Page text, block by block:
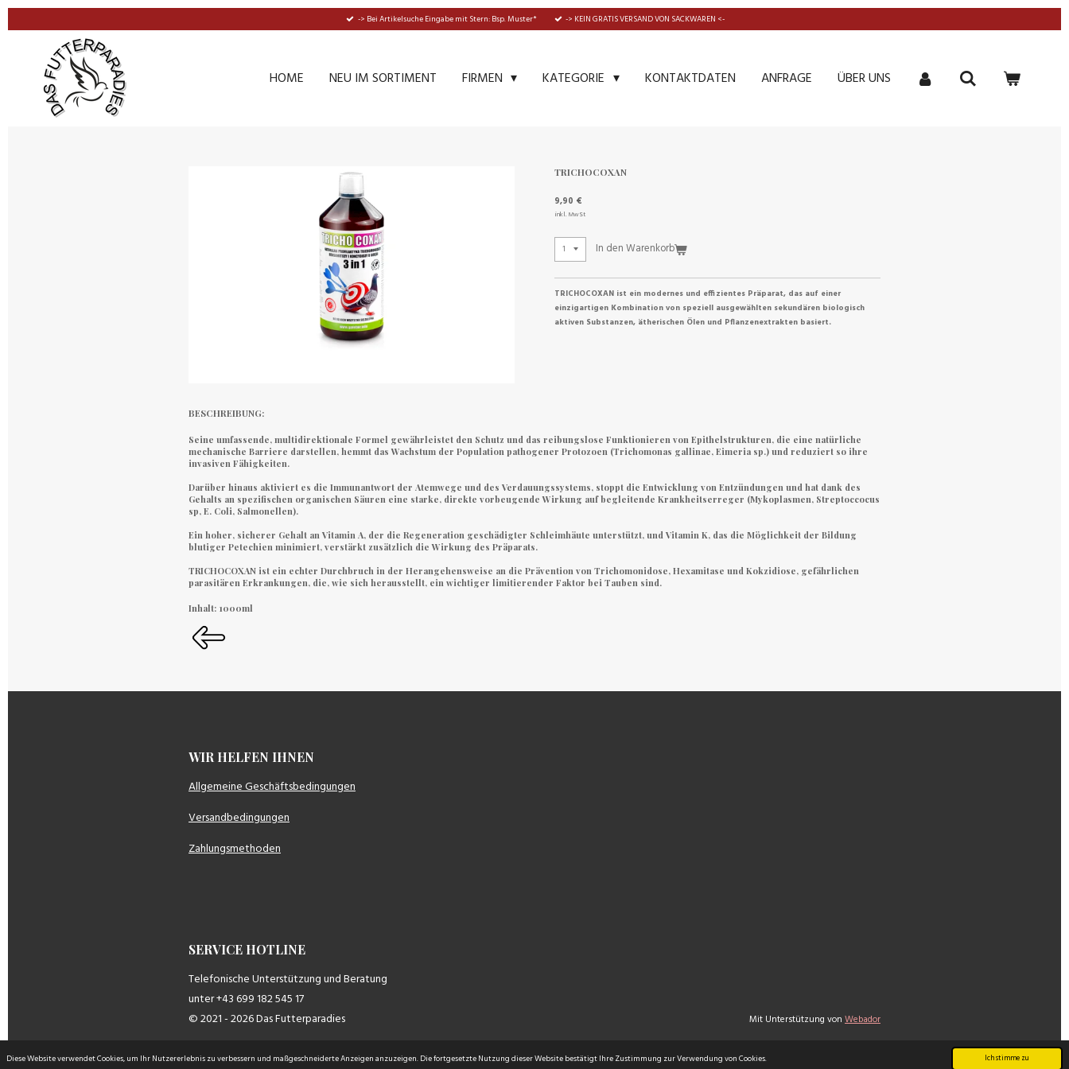
Diese Website verwendet Cookies, um Ihr Nutzererlebnis zu verbessern und maßgeschneiderte Anzeigen anzuzeigen. Die fortgesetzte Nutzung dieser Website bestätigt Ihre Zustimmung zur Verwendung von Cookies. Ich stimme zu
-> Bei Artikelsuche Eingabe mit Stern: Bsp. Muster* -> KEIN GRATIS VERSAND VON SACKWAREN <-
HOME NEU IM SORTIMENT FIRMEN KATEGORIE KONTAKTDATEN ANFRAGE ÜBER UNS
TRICHOCOXAN
9,90 €
inkl. MwSt
In den Warenkorb
TRICHOCOXAN ist ein modernes und effizientes Präparat, das auf einer
einzigartigen Kombination von speziell ausgewählten sekundären biologisch
aktiven Substanzen, ätherischen Ölen und Pflanzenextrakten basiert.
BESCHREIBUNG:
Seine umfassende, multidirektionale Formel gewährleistet den Schutz und das reibungslose Funktionieren von Epithelstrukturen, die eine natürliche
mechanische Barriere darstellen, hemmt das Wachstum der Population pathogener Protozoen (Trichomonas gallinae, Eimeria sp.) und reduziert so ihre
invasiven Fähigkeiten.
Darüber hinaus aktiviert es die Immunantwort der Atemwege und des Verdauungssystems, stoppt die Entwicklung von Entzündungen und hat dank des
Gehalts an spezifischen organischen Säuren eine starke, direkte vorbeugende Wirkung auf begleitende Krankheitserreger (Mykoplasmen, Streptoccocus
sp, E. Coli, Salmonellen).
Ein hoher, sicherer Gehalt an Vitamin A, der die Regeneration geschädigter Schleimhäute unterstützt, und Vitamin K, das die Möglichkeit der Bildung
blutiger Petechien minimiert, verstärkt zusätzlich die Wirkung des Präparats.
TRICHOCOXAN ist ein echter Durchbruch in der Herangehensweise an die Prävention von Trichomonidose, Hexamitase und Kokzidiose, gefährlichen
parasitären Erkrankungen, die, wie sich herausstellt, ein wichtiger limitierender Faktor bei Tauben sind.
Inhalt: 1000ml
WIR HELFEN IHNEN
Allgemeine Geschäftsbedingungen
Versandbedingungen
Zahlungsmethoden
SERVICE HOTLINE
Telefonische Unterstützung und Beratung
unter +43 699 182 545 17
© 2021 - 2026 Das Futterparadies
Mit Unterstützung von Webador